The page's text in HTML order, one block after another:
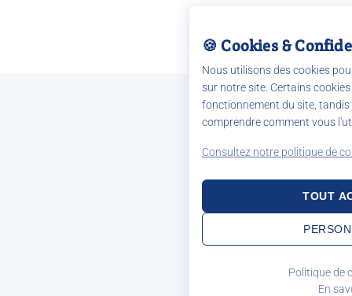
🍪 Cookies &
Nous utilisons des cookies
sur notre site. Certains
fonctionnement du site,
comprendre comment vous
Consultez notre politique de
TOUT
Politique de
En